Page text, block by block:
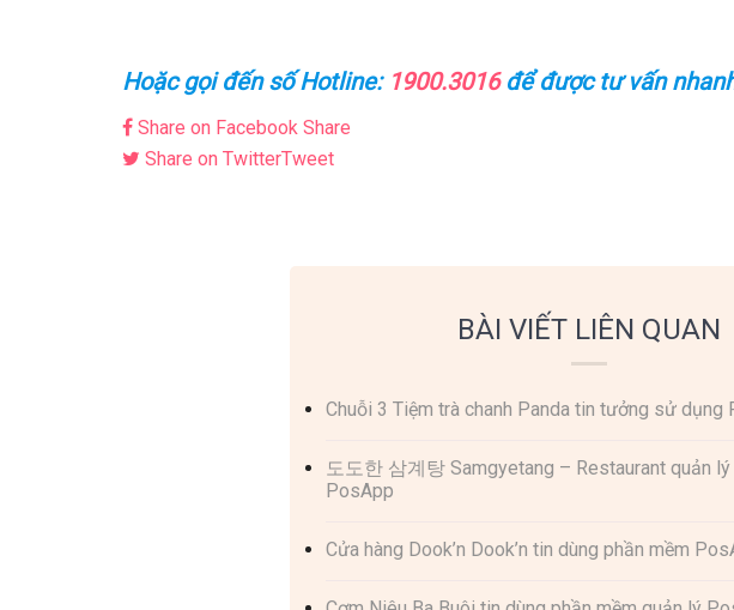
Hoặc gọi đến số Hotline: 1900.3016để được tư vấn
Share on Facebook Share
Share on TwitterTweet
BÀI VIẾT LIÊN QUAN
Chuỗi 3 Tiệm trà chanh Panda tin tưởng sử dụng
도도한 삼계탕 Samgyetang – Restaurant quản lý
PosApp
Cửa hàng Dook’n Dook’n tin dùng phần mềm